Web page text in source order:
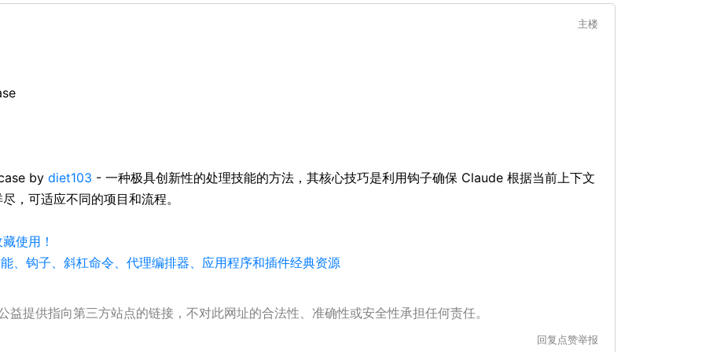
主楼
by diet103 - 一种极具创新性的处理技能的方法，其核心技巧是利用钩子确保 Claude 根据当前上下文
，可适应不同的项目和流程。
使用！
、钩子、斜杠命令、代理编排器、应用程序和插件经典资源
益提供指向第三方站点的链接，不对此网址的合法性、准确性或安全性承担任何责任。
回复 点赞举报